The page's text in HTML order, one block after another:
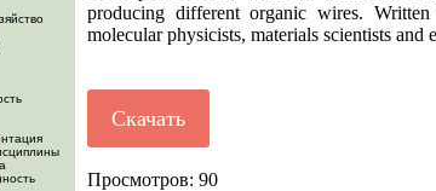
producing different organic wires.
molecular physicists, materials scientists and
Скачать
Просмотров: 90